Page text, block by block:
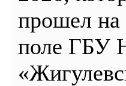
прошел
поле ГБУ